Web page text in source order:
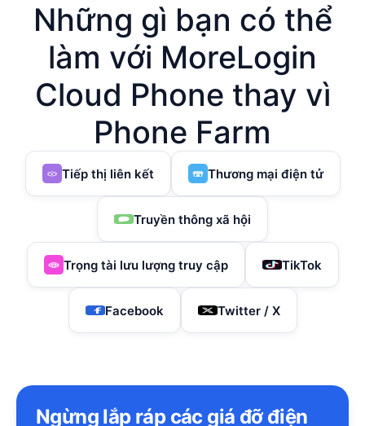
Những gì bạn có thể
làm với MoreLogin
Cloud Phone thay vì
Phone Farm
Tiếp thị liên kết Thương mại điện tử
Truyền thông xã hội
Trọng tài lưu lượng truy cập TikTok
Facebook Twitter / X
Ngừng lắp ráp các giá đỡ điện